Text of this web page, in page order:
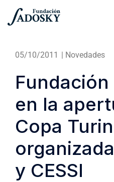
05/10/2011 | Novedades
en la
Copa
y CESSI